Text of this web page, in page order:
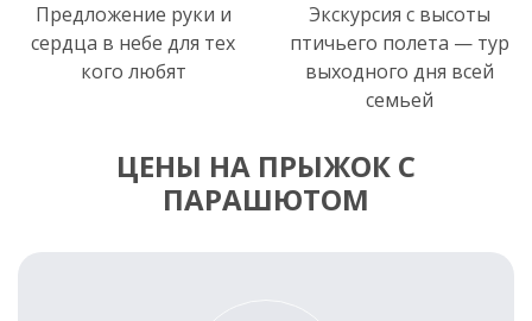
Предложение руки и
сердца в небе для тех
кого любят
Экскурсия с высоты
птичьего полета — тур
выходного дня всей
семьей
ЦЕНЫ НА ПРЫЖОК С
ПАРАШЮТОМ